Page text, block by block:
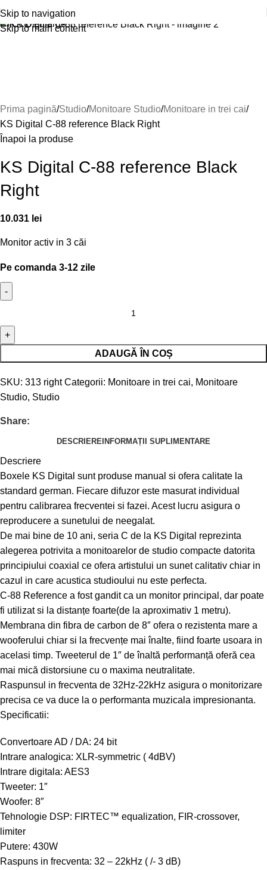
Skip to navigation
Skip to main content
Click to enlarge
Prima pagină Studio Monitoare Studio Monitoare in trei cai
KS Digital C-88 reference Black Right
Înapoi la produse
KS Digital C-88 reference Black
Right
10.031 lei
Monitor activ in 3 căi
Pe comanda 3-12 zile
ADAUGĂ ÎN COȘ
SKU: 313 rightCategorii: Monitoare in trei cai, Monitoare
Studio, Studio
Share:
DESCRIEREINFORMAȚII SUPLIMENTARE
Descriere
Boxele KS Digital sunt produse manual si ofera calitate la
standard german. Fiecare difuzor este masurat individual
pentru calibrarea frecventei si fazei. Acest lucru asigura o
reproducere a sunetului de neegalat.
De mai bine de 10 ani, seria C de la KS Digital reprezinta
alegerea potrivita a monitoarelor de studio compacte datorita
principiului coaxial ce ofera artistului un sunet calitativ chiar in
cazul in care acustica studioului nu este perfecta.
C-88 Reference a fost gandit ca un monitor principal, dar poate
fi utilizat si la distanțe foarte(de la aproximativ 1 metru).
Membrana din fibra de carbon de 8″ ofera o rezistenta mare a
wooferului chiar si la frecvențe mai înalte, fiind foarte usoara in
acelasi timp. Tweeterul de 1″ de înaltă performanță oferă cea
mai mică distorsiune cu o maxima neutralitate.
Raspunsul in frecventa de 32Hz-22kHz asigura o monitorizare
precisa ce va duce la o performanta muzicala impresionanta.
Specificatii:
Convertoare AD / DA: 24 bit
Intrare analogica: XLR-symmetric ( 4dBV)
Intrare digitala: AES3
Tweeter: 1″
Woofer: 8″
Tehnologie DSP: FIRTEC™ equalization, FIR-crossover,
limiter
Putere: 430W
Raspuns in frecventa: 32 – 22kHz ( /- 3 dB)